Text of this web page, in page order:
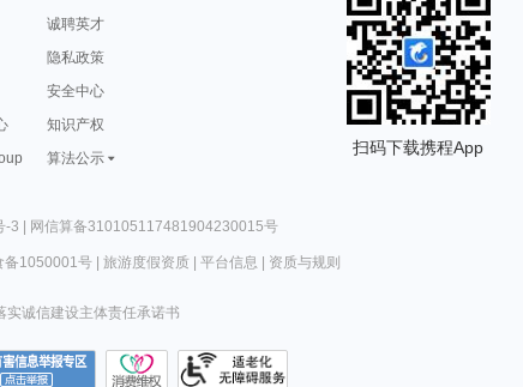
诚聘英才
隐私政策
安全中心
知识产权
算法公示
扫码下载携程App
-3 | 网信算备310105117481904230015号
备1050001号| 旅游度假资质| 平台信息 资质与规则
实诚信建设主体责任承诺书